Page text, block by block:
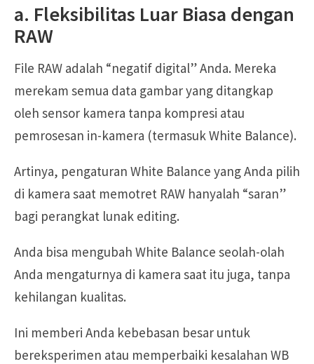
a. Fleksibilitas Luar Biasa dengan
RAW
File RAW adalah “negatif digital” Anda. Mereka
merekam semua data gambar yang ditangkap
oleh sensor kamera tanpa kompresi atau
pemrosesan in-kamera (termasuk White Balance).
Artinya, pengaturan White Balance yang Anda pilih
di kamera saat memotret RAW hanyalah “saran”
bagi perangkat lunak editing.
Anda bisa mengubah White Balance seolah-olah
Anda mengaturnya di kamera saat itu juga, tanpa
kehilangan kualitas.
Ini memberi Anda kebebasan besar untuk
bereksperimen atau memperbaiki kesalahan WB